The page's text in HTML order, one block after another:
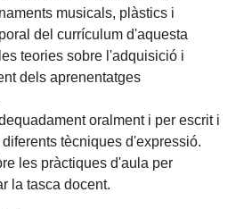
musicals, plàstics i
del currículum d'aquesta
teories sobre l'adquisició i
dels aprenentatges
oralment i per escrit i
tècniques d'expressió.
les pràctiques d'aula per
la tasca docent.